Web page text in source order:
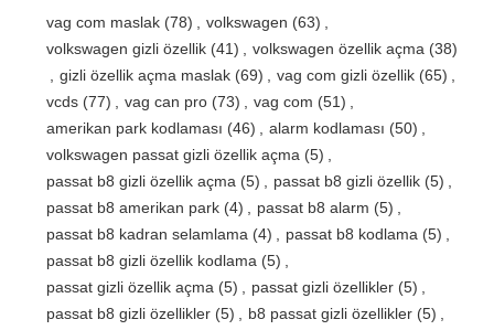
vag com maslak (78) volkswagen (63)
volkswagen gizli özellik (41) volkswagen özellik açma (38)
gizli özellik açma maslak (69) vag com gizli özellik (65)
vcds (77) vag can pro (73) vag com (51)
amerikan park kodlaması (46) alarm kodlaması (50)
volkswagen passat gizli özellik açma (5)
passat b8 gizli özellik açma (5) passat b8 gizli özellik (5)
passat b8 amerikan park (4) passat b8 alarm (5)
passat b8 kadran selamlama (4) passat b8 kodlama (5)
passat b8 gizli özellik kodlama (5)
passat gizli özellik açma (5) passat gizli özellikler (5)
passat b8 gizli özellikler (5) b8 passat gizli özellikler (5)